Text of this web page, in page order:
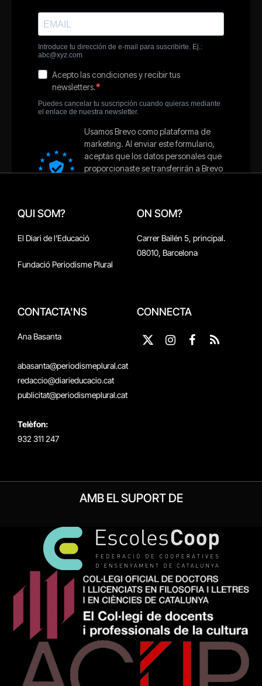
QUI SOM?
El Diari de l'Educació
Fundació Periodisme Plural
ON SOM?
Carrer Bailén 5, principal.
08010, Barcelona
CONTACTA'NS
Ana Basanta
abasanta@periodismeplural.cat
redaccio@diarieducacio.cat
publicitat@periodismeplural.cat
Telèfon:
932 311 247
CONNECTA
X
InstagramFacebook
RSS
AMB EL SUPORT DE